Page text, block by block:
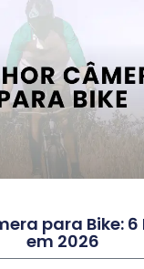
para Bike: 6
em 2026